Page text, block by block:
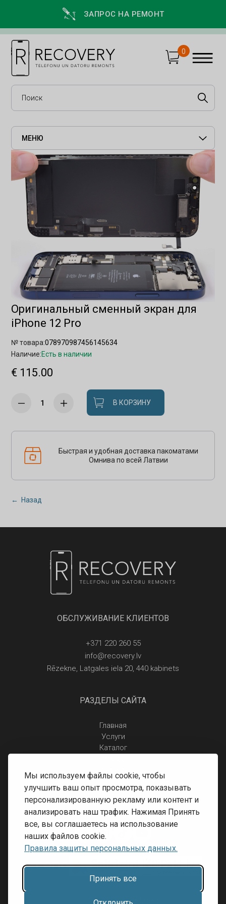
Мы используем файлы cookie, чтобы
улучшить ваш опыт просмотра, показывать
персонализированную рекламу или контент и
анализировать наш трафик. Нажимая Принять
все, вы соглашаетесь на использование
наших файлов cookie.
Правила защиты персональных данных.
Принять все
ЗАПРОС НА РЕМОНТ
0
МЕНЮ
Оригинальный сменный экран для
iPhone 12 Pro
№ товара:078970987456145634
Наличие:Есть в наличии
€ 115.00
В КОРЗИНУ
Быстрая и удобная доставка пакоматами
Омнива по всей Латвии
← Назад
ОБСЛУЖИВАНИЕ КЛИЕНТОВ
+371 220 260 55
info@recovery.lv
Rēzekne, Latgales iela 20, 440 kabinets
РАЗДЕЛЫ САЙТА
Главная
Услуги
Каталог
Правила защиты персональных данных
Доставка и оплата
Условия возврата
Разработка сайта:Inibrand